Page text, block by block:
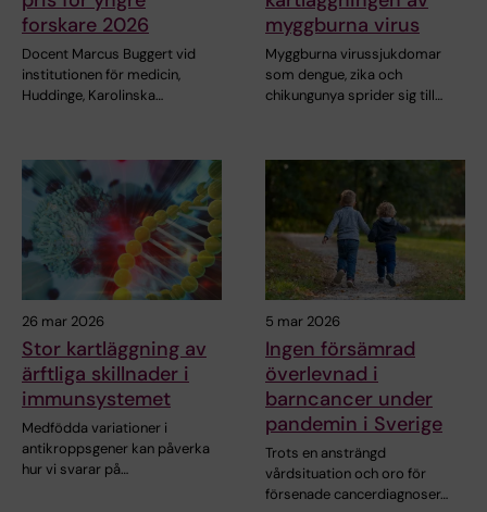
forskare 2026
Docent Marcus Buggert vid
institutionen för medicin,
Huddinge, Karolinska…
myggburna virus
Myggburna virussjukdomar
som dengue, zika och
chikungunya sprider sig till…
26 mar 2026
Stor kartläggning av
ärftliga skillnader i
immunsystemet
Medfödda variationer i
antikroppsgener kan påverka
hur vi svarar på…
5 mar 2026
Ingen försämrad
överlevnad i
barncancer under
pandemin i Sverige
Trots en ansträngd
vårdsituation och oro för
försenade cancerdiagnoser…